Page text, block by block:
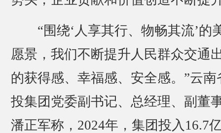
“围绕‘人享其行、物畅其流’的
愿景，我们不断提升人民群众交通
的获得感、幸福感、安全感。”云南
投集团党委副书记、总经理、副董
潘正军称，2024年，集团投入16.7